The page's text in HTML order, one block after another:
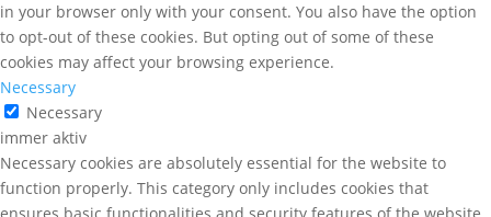
in your browser only with your consent. You also have the option
to opt-out of these cookies. But opting out of some of these
cookies may affect your browsing experience.
Necessary
Necessary
immer aktiv
Necessary cookies are absolutely essential for the website to
function properly. This category only includes cookies that